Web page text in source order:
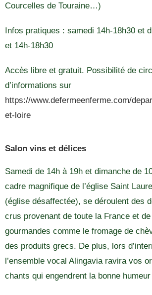
Courcelles de Touraine…)
Infos pratiques : samedi 14h-18h30 et
et 14h-18h30
Accès libre et gratuit. Possibilité de
d’informations sur
https://www.defermeenferme.com/
et-loire
Salon vins et délices
Samedi de 14h à 19h et dimanche de
cadre magnifique de l’église Saint
(église désaffectée), se déroulent des
crus provenant de toute la France et
gourmandes comme le fromage de
des produits grecs. De plus, lors
l’ensemble vocal Alingavia ravira vos
chants qui engendrent la bonne humeur